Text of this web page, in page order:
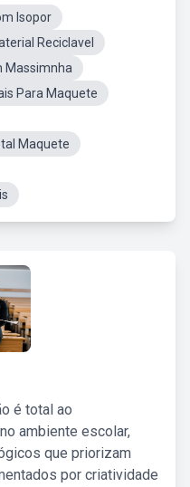
Isopor
Reciclavel
Massimnha
Para Maquete
Maquete
é total ao
ambiente escolar,
que priorizam
por criatividade